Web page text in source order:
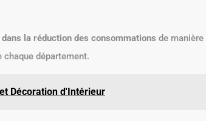
la réduction des consommations de manière
département.
Décoration d'Intérieur